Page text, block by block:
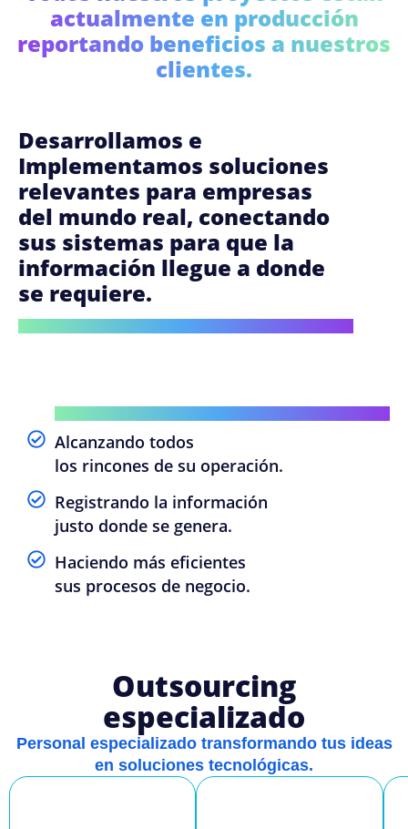
actualmente en producción
reportando beneficios a nuestros
clientes.
Desarrollamos e
Implementamos soluciones
relevantes para empresas
del mundo real, conectando
sus sistemas para que la
información llegue a donde
se requiere.
Alcanzando todos
los rincones de su operación.
Registrando la información
justo donde se genera.
Haciendo más eficientes
sus procesos de negocio.
Outsourcing
especializado
Personal especializado transformando tus ideas
en soluciones tecnológicas.